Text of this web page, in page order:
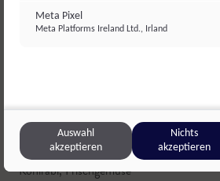
Gabelmacher,Salzburg
Kohlrabi,Frischgemüse
Meta Pixel
Meta Platforms Ireland Ltd., Irland
Auswahl
akzeptieren
Nichts
akzeptieren